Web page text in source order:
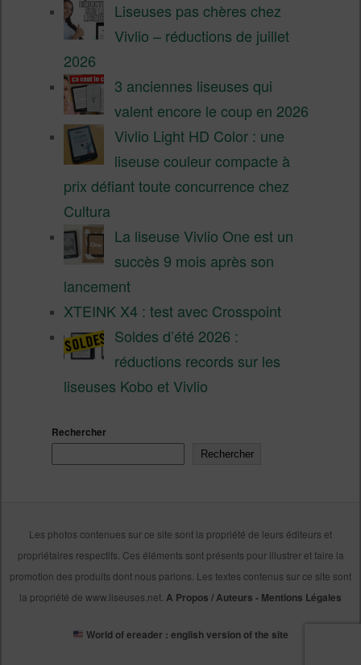
Liseuses pas chères chez
Vivlio – réductions de juillet
2026
3 anciennes liseuses qui
valent encore le coup en 2026
Vivlio Light HD Color : une
liseuse couleur compacte à
prix défiant toute concurrence chez
Cultura
La liseuse Vivlio One est un
succès 9 mois après son
lancement
XTEINK X4 : test avec Crosspoint
Soldes d’été 2026 :
réductions records sur les
liseuses Kobo et Vivlio
Rechercher
Rechercher
Les photos contenues sur ce site sont la propriété de leurs éditeurs et
propriétaires respectifs. Ces éléments sont présents pour illustrer et faire la
promotion des produits dont nous parlons. Les textes contenus sur ce site sont
la propriété de www.liseuses.net. A Propos / Auteurs - Mentions Légales
World of ereader : english version of the site